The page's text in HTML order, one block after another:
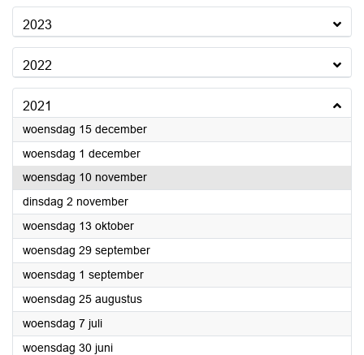
2023
2022
2021
woensdag 15 december2021
woensdag 1 december2021
woensdag 10 november2021
dinsdag 2 november2021
woensdag 13 oktober2021
woensdag 29 september2021
woensdag 1 september2021
woensdag 25 augustus2021
woensdag 7 juli2021
woensdag 30 juni2021